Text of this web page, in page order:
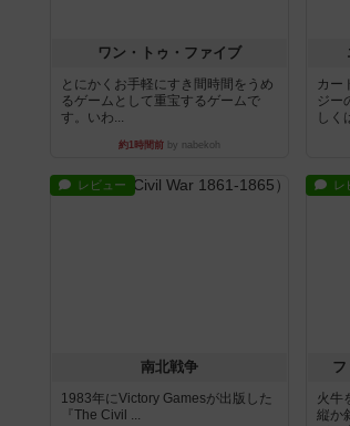
ワン・トゥ・ファイブ
とにかくお手軽にすき間時間をうめ
るゲームとして重宝するゲームで
す。いわ...
約1時間前 by nabekoh
カー
ジー
しく
レビュー
南北戦争
1983年にVictory Gamesが出版した
『The Civil ...
レ
火牛
縦か